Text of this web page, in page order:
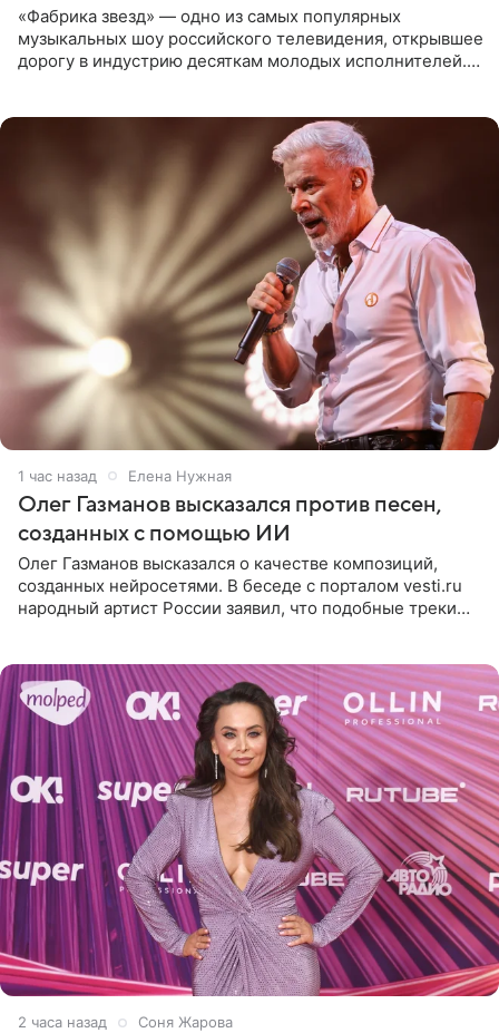
«Фабрика звезд» — одно из самых популярных
музыкальных шоу российского телевидения, открывшее
дорогу в индустрию десяткам молодых исполнителей.
1 час назад Елена Нужная
Олег Газманов высказался против песен,
созданных с помощью ИИ
Олег Газманов высказался о качестве композиций,
созданных нейросетями. В беседе с порталом vesti.ru
народный артист России заявил, что подобные треки
2 часа назад Соня Жарова